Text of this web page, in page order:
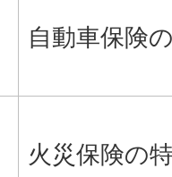
自動車保険
火災保険の